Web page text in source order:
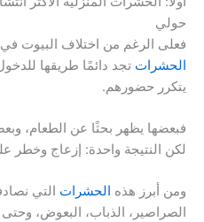
حولي
فعلى الرغم من اختلاف البيوت في
الحشرات تجد دائمًا طريقها
يتكرر حضورهم.
فبعضها يظهر بحثًا عن الطعام،
لكن النتيجة واحدة: إزعاج وخطر
ومن أبرز هذه الحشرات التي
الصراصير، الذباب، البعوض،